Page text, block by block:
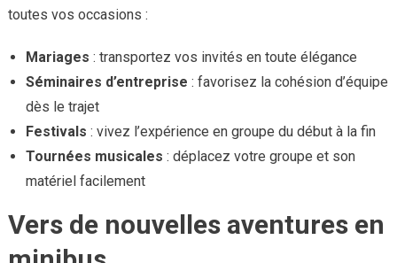
toutes vos occasions :
Mariages : transportez vos invités en toute élégance
Séminaires d’entreprise : favorisez la cohésion d’équipe
dès le trajet
Festivals : vivez l’expérience en groupe du début à la fin
Tournées musicales : déplacez votre groupe et son
matériel facilement
Vers de nouvelles aventures en